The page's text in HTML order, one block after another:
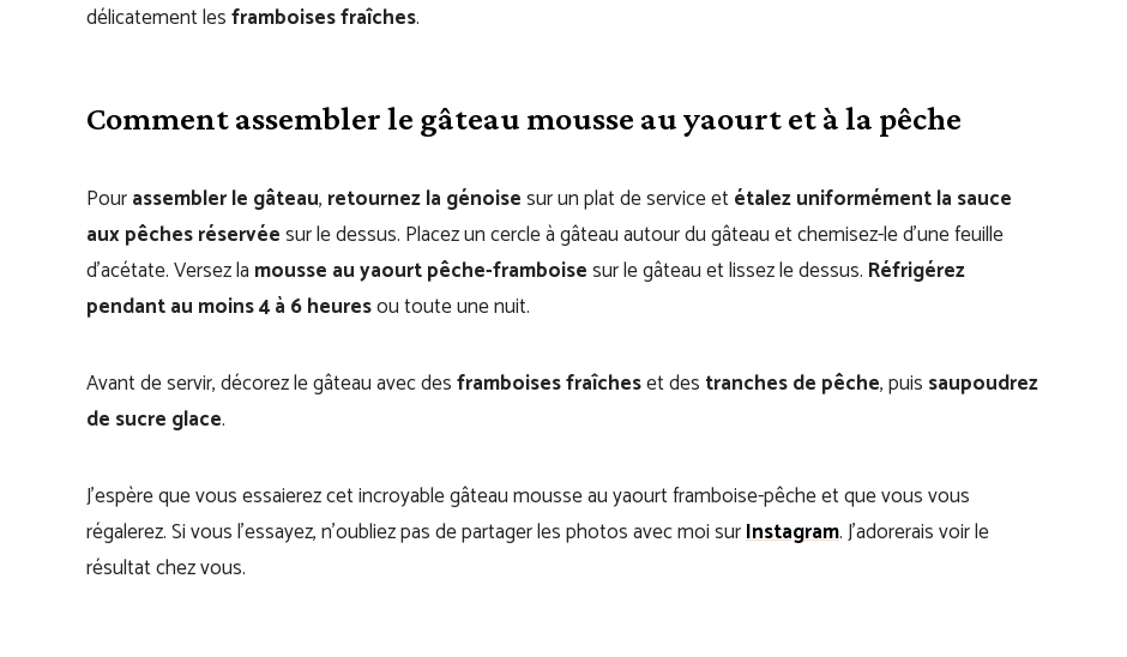
délicatement lesframboises fraîches.
Comment assembler le gâteau mousse au yaourt et à la pêche
Pourassembler le gâteau, retournez la génoisesur un plat de service etétalez uniformément la sauce
aux pêches réservéesur le dessus. Placez un cercle à gâteau autour du gâteau et chemisez-le d’une feuille
d’acétate. Versez la mousse au yaourt pêche-framboisesur le gâteau et lissez le dessus. Réfrigérez
pendant au moins 4 à 6 heuresou toute une nuit.
Avant de servir, décorez le gâteau avec desframboises fraîcheset des tranches de pêche, puis saupoudrez
de sucre glace.
J’espère que vous essaierez cet incroyable gâteau mousse au yaourt framboise-pêche et que vous vous
régalerez. Si vous l’essayez, n’oubliez pas de partager les photos avec moi surInstagram. J’adorerais voir le
résultat chez vous.